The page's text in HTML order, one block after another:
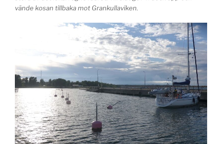
vände kosan tillbaka mot Grankullaviken.